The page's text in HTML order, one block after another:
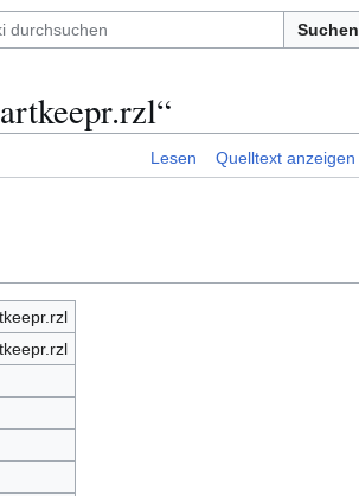
Suchen
Lesen Quelltext anzeigen